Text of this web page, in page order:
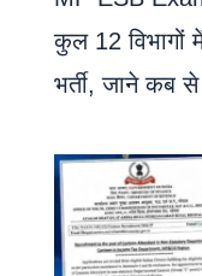
कुल 12 विभागों
भर्ती, जाने कब से